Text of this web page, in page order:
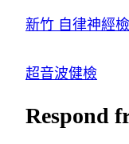
新竹 自律神經
超音波健檢
Respond